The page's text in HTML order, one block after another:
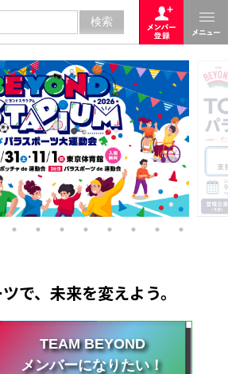
で、未来を変えよう。
TEAM BEYOND
メンバーになりたい！